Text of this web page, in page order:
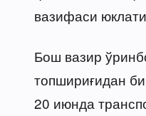
вазифаси
Бош вазир
топшириғидан
20 июнда